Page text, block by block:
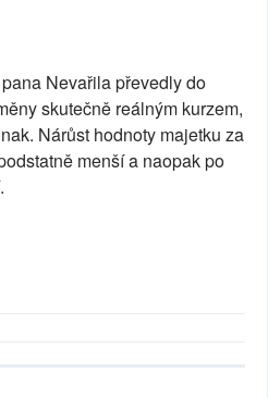
Nevařila převedly do
skutečně reálným kurzem,
Nárůst hodnoty majetku za
menší a naopak po